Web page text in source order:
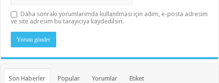
Daha sonraki yorumlarımda kullanılması için adım, e-posta adresim
ve site adresim bu tarayıcıya kaydedilsin.
Son Haberler Popular Yorumlar Etiket